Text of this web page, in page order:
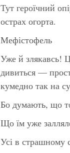
Тут героїчний
острах огорта.
Мефістофель
Уже й злякавсь!
дивиться —
кумедно так на
Бо думають, що
Що їм уже
Усі в страшному